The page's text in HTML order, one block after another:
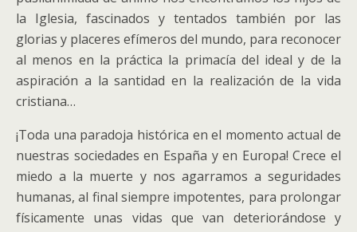
la Iglesia, fascinados y tentados también por las
glorias y placeres efímeros del mundo, para reconocer
al menos en la práctica la primacía del ideal y de la
aspiración a la santidad en la realización de la vida
cristiana…
¡Toda una paradoja histórica en el momento actual de
nuestras sociedades en España y en Europa! Crece el
miedo a la muerte y nos agarramos a seguridades
humanas, al final siempre impotentes, para prolongar
físicamente unas vidas que van deteriorándose y